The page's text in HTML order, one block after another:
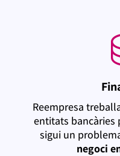
Reempresa
entitats bancàries
sigui un
negoci